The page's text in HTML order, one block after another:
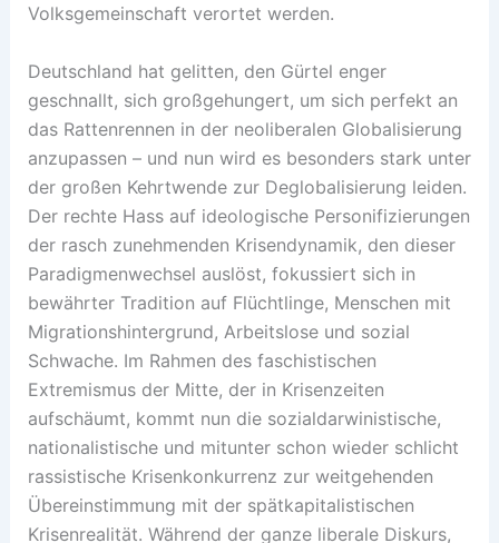
Volksgemeinschaft verortet werden.
Deutschland hat gelitten, den Gürtel enger
geschnallt, sich großgehungert, um sich perfekt an
das Rattenrennen in der neoliberalen Globalisierung
anzupassen – und nun wird es besonders stark unter
der großen Kehrtwende zur Deglobalisierung leiden.
Der rechte Hass auf ideologische Personifizierungen
der rasch zunehmenden Krisendynamik, den dieser
Paradigmenwechsel auslöst, fokussiert sich in
bewährter Tradition auf Flüchtlinge, Menschen mit
Migrationshintergrund, Arbeitslose und sozial
Schwache. Im Rahmen des faschistischen
Extremismus der Mitte, der in Krisenzeiten
aufschäumt, kommt nun die sozialdarwinistische,
nationalistische und mitunter schon wieder schlicht
rassistische Krisenkonkurrenz zur weitgehenden
Übereinstimmung mit der spätkapitalistischen
Krisenrealität. Während der ganze liberale Diskurs,